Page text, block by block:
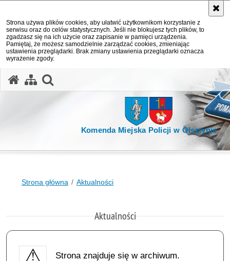
Strona używa plików cookies, aby ułatwić użytkownikom korzystanie z
serwisu oraz do celów statystycznych. Jeśli nie blokujesz tych plików, to
zgadzasz się na ich użycie oraz zapisanie w pamięci urządzenia.
Pamiętaj, że możesz samodzielnie zarządzać cookies, zmieniając
ustawienia przeglądarki. Brak zmiany ustawienia przeglądarki oznacza
wyrażenie zgody.
Komenda Miejska Policji w Olsztynie
Strona główna Aktualności
Aktualności
Strona znajduje się w archiwum.